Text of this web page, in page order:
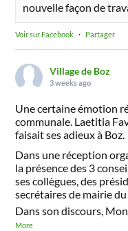
nouvelle façon de
Voir sur Facebook · Partager
Village de Boz
3 weeks ago
Une certaine émotion
communale. Laetitia
faisait ses adieux à Boz.
Dans une réception
la présence des 3
ses collègues, des
secrétaires de mairie
Dans son discours,
More